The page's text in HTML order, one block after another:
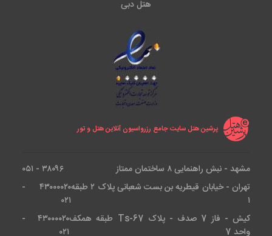
هتل دبی
پرشین هتل سایت جامع رزرواسیون آنلاین هتل و تور
مشهد - نبش راهنمایی ۸ ساختمان ممتاز
۳۸۰۹۶ - ۰۵۱
تهران - خیابان قیطریه بن بست شعبانی پلاک ۲ طبقه
۱
۴۳۰۰۰۰۲۰ -
۰۲۱
کیش - فاز 7 صدف - پلاک Ts-67 طبقه همکف
واحد 7
۴۳۰۰۰۰۲۰ -
۰۲۱